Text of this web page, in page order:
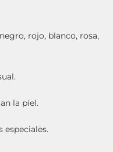
rojo, blanco, rosa,
la piel.
especiales.